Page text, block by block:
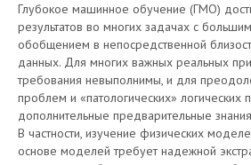
Глубокое машинное обучение (ГМО)
результатов во многих задачах с
обобщением в непосредственной
данных. Для многих важных реальных
требования невыполнимы, и для
проблем и «патологических» логических
дополнительные предварительные
В частности, изучение физических
основе моделей требует надежной